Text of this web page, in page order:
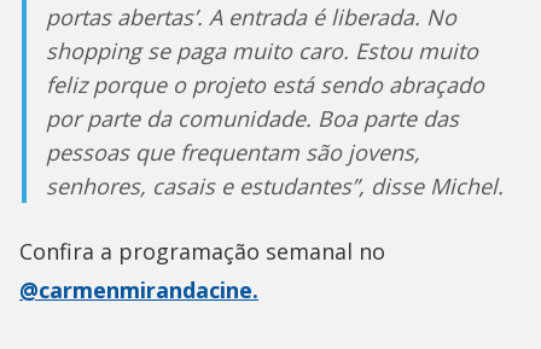
portas abertas’. A entrada é liberada. No
shopping se paga muito caro. Estou muito
feliz porque o projeto está sendo abraçado
por parte da comunidade. Boa parte das
pessoas que frequentam são jovens,
senhores, casais e estudantes”, disse Michel.
Confira a programação semanal no
@carmenmirandacine.